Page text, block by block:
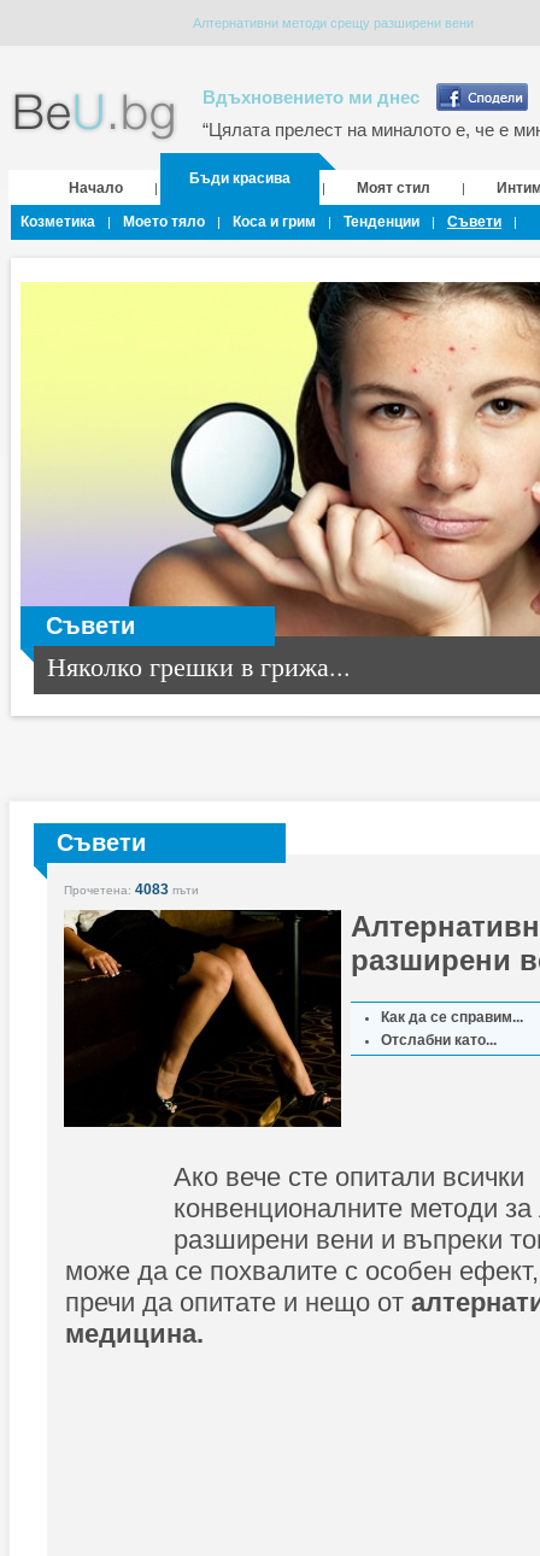
Алтернативни методи срещу разширени вени
Вдъхновението ми днес
“Цялата прелест на миналото е, че е
Начало |
Бъди красива
| Моят стил |
Козметика
| Моето тяло | Коса и грим | Тенденции | Съвети |
Съвети
Няколко грешки в грижа...
Съвети
Прочетена: 4083 пъти
разширени
Как да се справим...
Отслабни като...
Ако вече сте опитали всички
конвенционалните методи
разширени вени и въпреки
може да се похвалите с особен
пречи да опитате и нещо от
медицина.